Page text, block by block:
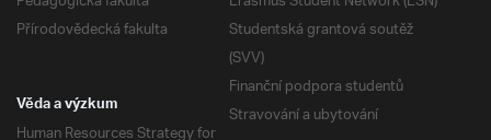
Přírodovědecká fakulta
Studentská grantová soutěž
(SVV)
Finanční podpora studentů
Stravování a ubytování
Věda a výzkum